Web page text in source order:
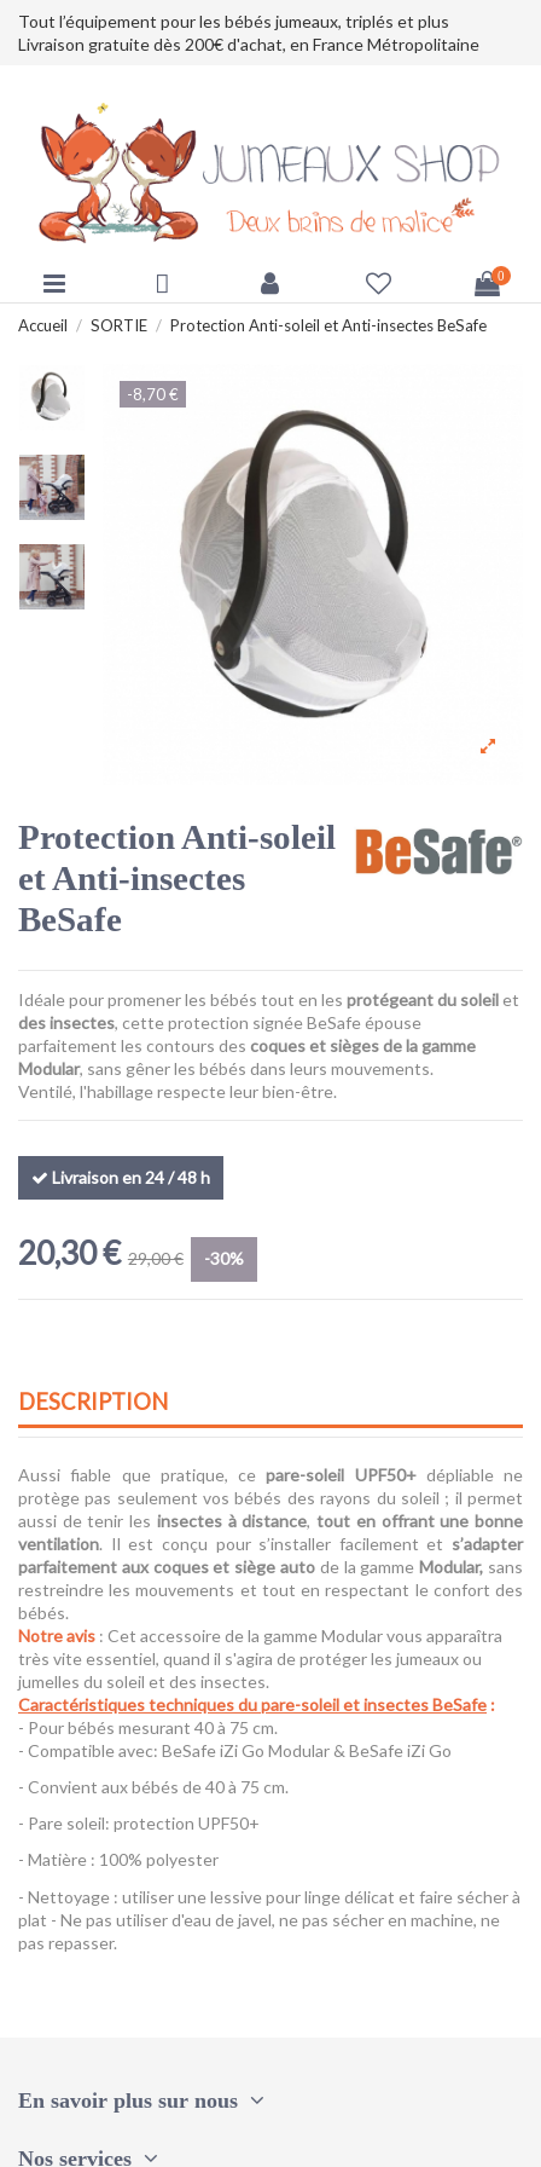
Tout l’équipement pour les bébés jumeaux, triplés et plus
Livraison gratuite dès 200€ d'achat, en France Métropolitaine
0
Accueil SORTIE Protection Anti-soleil et Anti-insectes BeSafe
-8,70 €
Protection Anti-soleil
et Anti-insectes
BeSafe
Idéale pour promener les bébés tout en les protégeant du soleil et
des insectes, cette protection signée BeSafe épouse
parfaitement les contours des coques et sièges de la gamme
Modular, sans gêner les bébés dans leurs mouvements.
Ventilé, l'habillage respecte leur bien-être.
Livraison en 24 / 48 h
20,30 € 29,00 € -30%
DESCRIPTION
Aussi fiable que pratique, cepare-soleil UPF50+dépliable ne
protège pas seulement vos bébés des rayons du soleil ; il permet
aussi de tenir les insectes à distance, tout en offrant une bonne
ventilation. Il est conçu pour s’installer facilement et s’adapter
parfaitement aux coques et siège auto de la gammeModular, sans
restreindre les mouvements et tout en respectant le confort des
bébés.
Notre avis : Cet accessoire de la gamme Modular vous apparaîtra
très vite essentiel, quand il s'agira de protéger les jumeaux ou
jumelles du soleil et des insectes.
Caractéristiques techniques du pare-soleil et insectes BeSafe :
- Pour bébés mesurant 40 à 75 cm.
- Compatible avec: BeSafe iZi Go Modular & BeSafe iZi Go
- Convient aux bébés de 40 à 75 cm.
- Pare soleil: protection UPF50+
- Matière : 100% polyester
- Nettoyage : utiliser une lessive pour linge délicat et faire sécher à
plat - Ne pas utiliser d'eau de javel, ne pas sécher en machine, ne
pas repasser.
En savoir plus sur nous
Nos services